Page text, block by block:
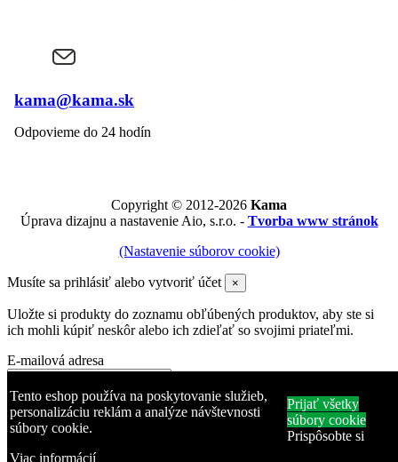
Tento eshop používa na poskytovanie služieb,
personalizáciu reklám a analýze návštevnosti
súbory cookie.
Viac informácií
Prijať všetky
súbory cookie
Prispôsobte si
kama@kama.sk
Odpovieme do 24 hodín
Copyright © 2012-2026 Kama
Úprava dizajnu a nastavenie Aio, s.r.o. - Tvorba www stránok
(Nastavenie súborov cookie)
Musíte sa prihlásiť alebo vytvoriť účet ×
Uložte si produkty do zoznamu obľúbených produktov, aby ste si
ich mohli kúpiť neskôr alebo ich zdieľať so svojimi priateľmi.
E-mailová adresa
Heslo
Zabudli ste heslo?